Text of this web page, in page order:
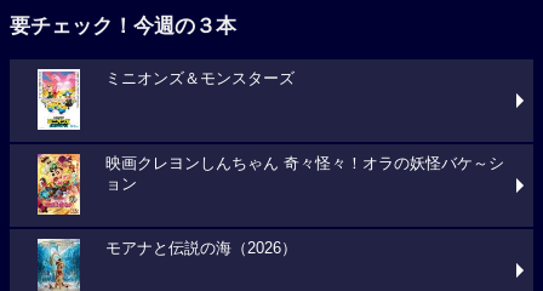
要チェック！今週の３本
ミニオンズ＆モンスターズ
映画クレヨンしんちゃん 奇々怪々！オラの妖怪バケ～シ
ョン
モアナと伝説の海（2026）